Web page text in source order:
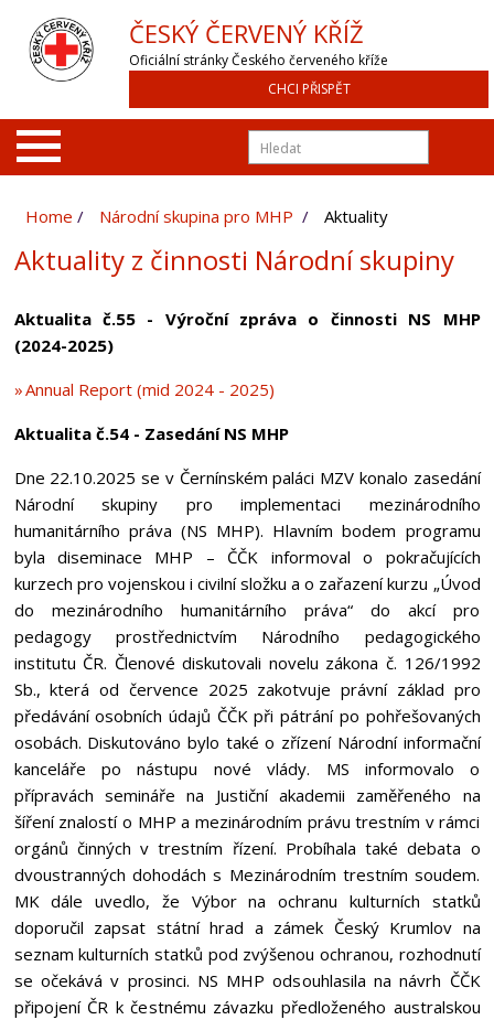
ČESKÝ ČERVENÝ KŘÍŽ
Oficiální stránky Českého červeného kříže
CHCI PŘISPĚT
Home Národní skupina pro MHP Aktuality
Aktuality z činnosti Národní skupiny
Aktualita č.55 - Výroční zpráva o činnosti NS MHP
(2024-2025)
Annual Report (mid 2024 - 2025)
Aktualita č.54 - Zasedání NS MHP
Dne 22.10.2025 se v Černínském paláci MZV konalo zasedání
Národní skupiny pro implementaci mezinárodního
humanitárního práva (NS MHP). Hlavním bodem programu
byla diseminace MHP – ČČK informoval o pokračujících
kurzech pro vojenskou i civilní složku a o zařazení kurzu „Úvod
do mezinárodního humanitárního práva“ do akcí pro
pedagogy prostřednictvím Národního pedagogického
institutu ČR. Členové diskutovali novelu zákona č. 126/1992
Sb., která od července 2025 zakotvuje právní základ pro
předávání osobních údajů ČČK při pátrání po pohřešovaných
osobách. Diskutováno bylo také o zřízení Národní informační
kanceláře po nástupu nové vlády. MS informovalo o
přípravách semináře na Justiční akademii zaměřeného na
šíření znalostí o MHP a mezinárodním právu trestním v rámci
orgánů činných v trestním řízení. Probíhala také debata o
dvoustranných dohodách s Mezinárodním trestním soudem.
MK dále uvedlo, že Výbor na ochranu kulturních statků
doporučil zapsat státní hrad a zámek Český Krumlov na
seznam kulturních statků pod zvýšenou ochranou, rozhodnutí
se očekává v prosinci. NS MHP odsouhlasila na návrh ČČK
připojení ČR k čestnému závazku předloženého australskou